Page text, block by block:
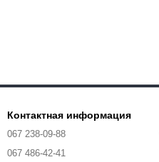
Контактная информация
067 238-09-88
067 486-42-41